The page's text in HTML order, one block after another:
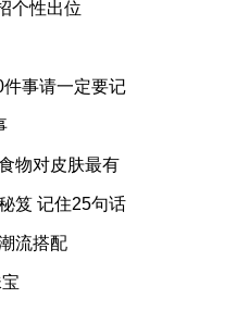
个性出位
事请一定要记
物对皮肤最有
笈 记住25句话
流搭配